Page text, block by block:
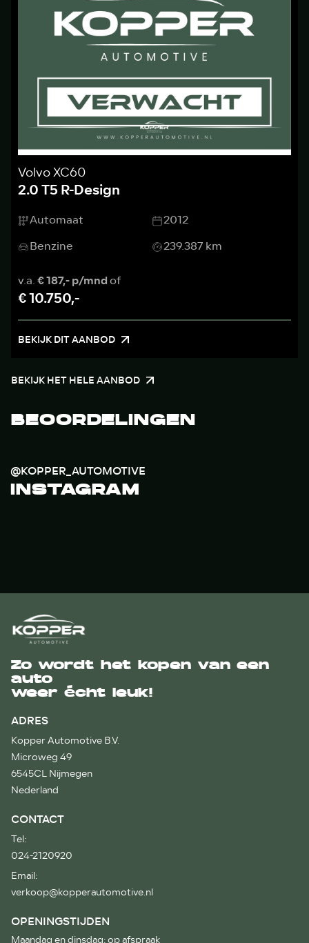
Volvo XC60
2.0 T5 R-Design
Automaat
2012
Benzine
239.387 km
v.a.€ 187,- p/mndof
€ 10.750,-
BEKIJK DIT AANBOD
BEKIJK HET HELE AANBOD
BEOORDELINGEN
@KOPPER_AUTOMOTIVE
INSTAGRAM
Zo wordt het kopen van een
auto
weer écht leuk!
ADRES
Kopper Automotive B.V.
Microweg 49
6545CL Nijmegen
Nederland
CONTACT
Tel:
024-2120920
Email:
verkoop@kopperautomotive.nl
OPENINGSTIJDEN